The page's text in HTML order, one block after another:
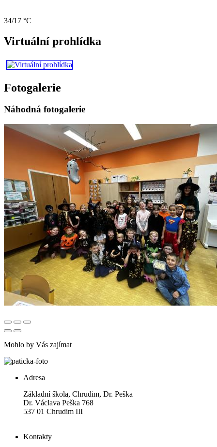
34/17 °C
Virtuální prohlídka
Fotogalerie
Náhodná fotogalerie
Mohlo by Vás zajímat
Adresa
Základní škola, Chrudim, Dr. Peška
Dr. Václava Peška 768
537 01 Chrudim III
Kontakty